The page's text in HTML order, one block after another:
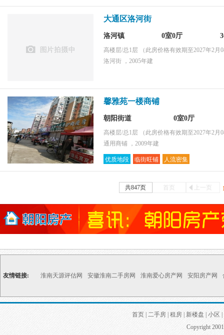
大通区洛河街
洛河镇 0室0厅
高楼层/总1层
（此房价格有效期至2027年2月
洛河街 ，2005年建
馨雅苑一楼商铺
朝阳街道 0室0厅
高楼层/总1层
（此房价格有效期至2027年2月
通用商铺 ，2009年建
优质地段 临街旺铺 人流密集
共847页 首页 上一页
友情链接: 淮南天源评估网 安徽淮南二手房网 淮南爱心房产网 安阳房产网
首页 二手房 租房 新楼盘 小区
Copyright